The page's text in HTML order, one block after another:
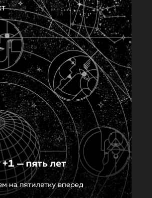
— пять лет
на пятилетку вперед